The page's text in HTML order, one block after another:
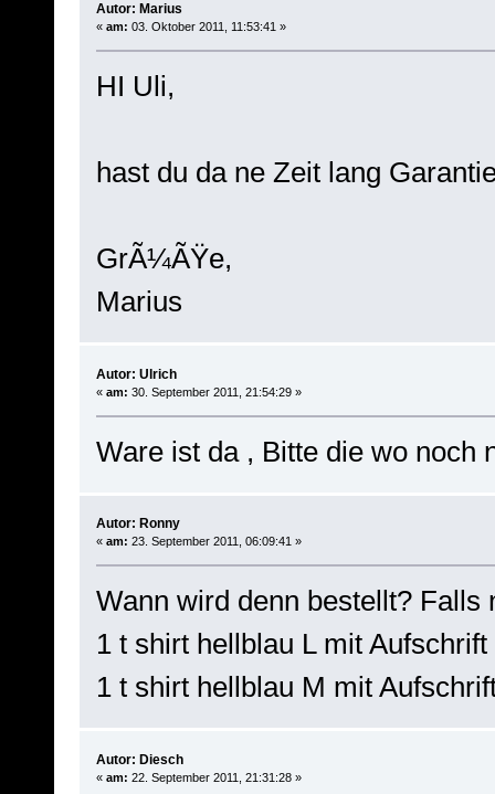
Autor: Marius
« am: 03. Oktober 2011, 11:53:41 »
HI Uli,
hast du da ne Zeit lang
GrÃ¼ÃŸe,
Marius
Autor: Ulrich
« am: 30. September 2011, 21:54:29 »
Ware ist da , Bitte die wo noch
Autor: Ronny
« am: 23. September 2011, 06:09:41 »
Wann wird denn bestellt? Falls
1 t shirt hellblau L mit
1 t shirt hellblau M mit
Autor: Diesch
« am: 22. September 2011, 21:31:28 »